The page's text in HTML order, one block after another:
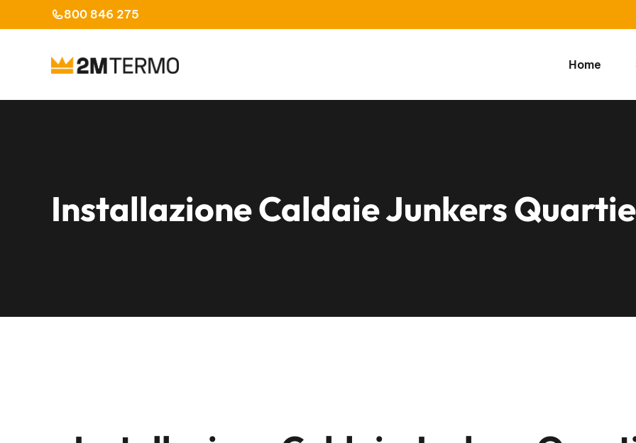
al
800 846 275
Home
Installazione Caldaie Junkers